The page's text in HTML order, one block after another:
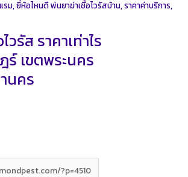
รม,ยี่ห้อไหนดี พ่นยาฆ่าเชื้อไวรัสบ้าน,ราคาค่าบริการ,
วรัส ราคาเท่าไร
ร์ เขตพระนคร
นคร